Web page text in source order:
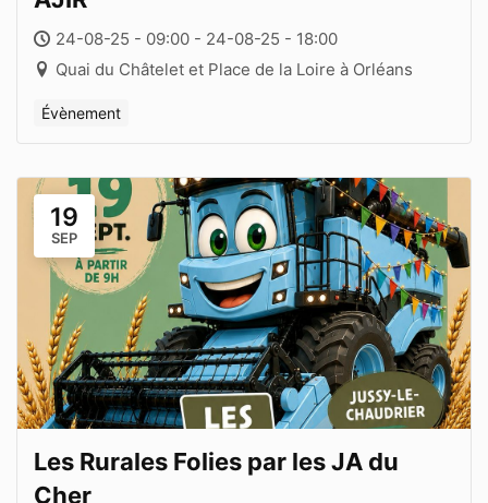
24-08-25 - 09:00 - 24-08-25 - 18:00
Quai du Châtelet et Place de la Loire à Orléans
Évènement
19
SEP
Les Rurales Folies par les JA du
Cher